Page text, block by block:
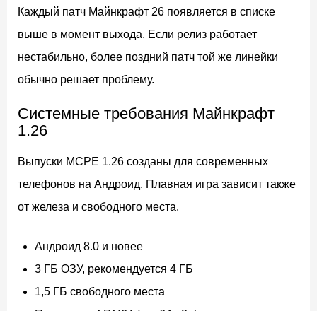
Каждый патч Майнкрафт 26 появляется в списке
выше в момент выхода. Если релиз работает
нестабильно, более поздний патч той же линейки
обычно решает проблему.
Системные требования Майнкрафт
1.26
Выпуски MCPE 1.26 созданы для современных
телефонов на Андроид. Плавная игра зависит также
от железа и свободного места.
Андроид 8.0 и новее
3 ГБ ОЗУ, рекомендуется 4 ГБ
1,5 ГБ свободного места